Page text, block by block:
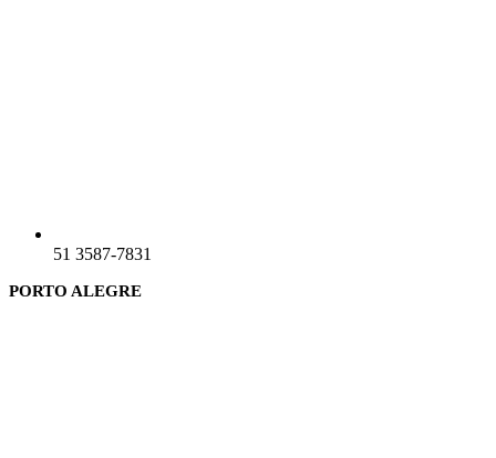
51 3587-7831
PORTO ALEGRE